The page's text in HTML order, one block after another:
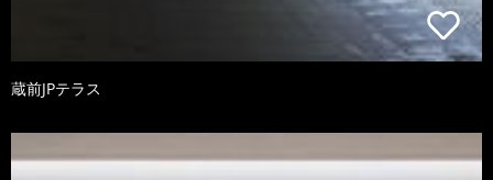
蔵前JPテラス